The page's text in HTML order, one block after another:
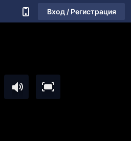
Вход / Регистрация